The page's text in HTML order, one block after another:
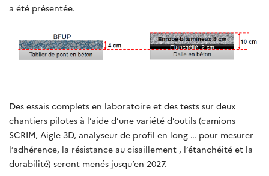
a été présentée.
Des essais complets en laboratoire et des tests sur deux
chantiers pilotes à l’aide d’une variété d’outils (camions
SCRIM, Aigle 3D, analyseur de profil en long … pour mesurer
l’adhérence, la résistance au cisaillement , l’étanchéité et la
durabilité) seront menés jusqu’en 2027.